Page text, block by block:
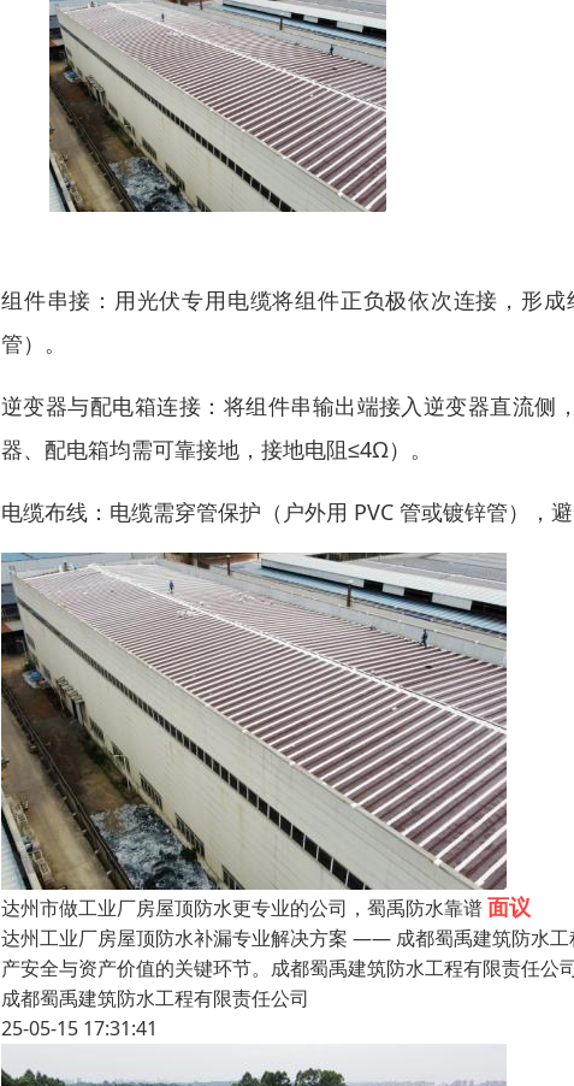
组件串接：用光伏专用电缆将组件正负极依次连接，形
管）。
逆变器与配电箱连接：将组件串输出端接入逆变器直流
器、配电箱均需可靠接地，接地电阻≤4Ω）。
电缆布线：电缆需穿管保护（户外用 PVC 管或镀锌管），
达州市做工业厂房屋顶防水更专业的公司，蜀禹防水靠谱面议
达州工业厂房屋顶防水补漏专业解决方案 —— 成都蜀禹建筑防水
产安全与资产价值的关键环节。成都蜀禹建筑防水工程有限责任
成都蜀禹建筑防水工程有限责任公司
25-05-15 17:31:41